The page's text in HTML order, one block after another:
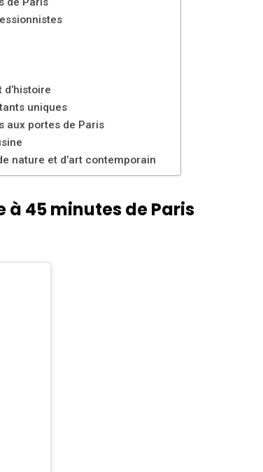
uniques
aux portes de Paris
nature et d’art contemporain
à 45 minutes de Paris